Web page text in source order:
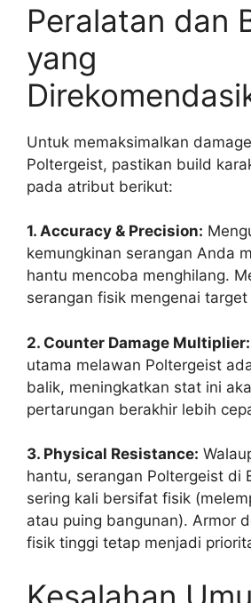
Peralatan dan
yang
Untuk memaksimalkan
Poltergeist, pastikan build
pada atribut berikut:
1. Accuracy & Precision:
kemungkinan serangan Anda
hantu mencoba menghilang.
serangan fisik mengenai
2. Counter Damage Multiplier:
utama melawan Poltergeist
balik, meningkatkan stat ini
pertarungan berakhir lebih
3. Physical Resistance:
hantu, serangan Poltergeist di
sering kali bersifat fisik
atau puing bangunan). Armor
fisik tinggi tetap menjadi